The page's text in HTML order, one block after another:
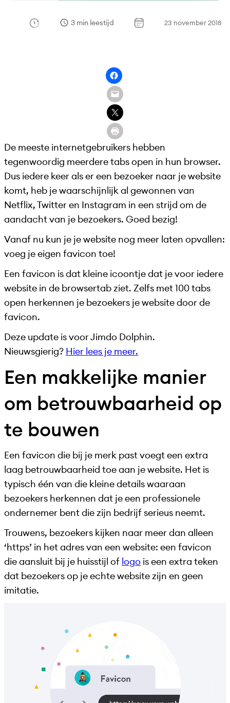
3 min leestijd 23 november 2018
De meeste internetgebruikers hebben
tegenwoordig meerdere tabs open in hun browser.
Dus iedere keer als er een bezoeker naar je website
komt, heb je waarschijnlijk al gewonnen van
Netflix, Twitter en Instagram in een strijd om de
aandacht van je bezoekers. Goed bezig!
Vanaf nu kun je je website nog meer laten opvallen:
voeg je eigen favicon toe!
Een favicon is dat kleine icoontje dat je voor iedere
website in de browsertab ziet. Zelfs met 100 tabs
open herkennen je bezoekers je website door de
favicon.
Deze update is voor Jimdo Dolphin.
Nieuwsgierig? Hier lees je meer.
Een makkelijke manier
om betrouwbaarheid op
te bouwen
Een favicon die bij je merk past voegt een extra
laag betrouwbaarheid toe aan je website. Het is
typisch één van die kleine details waaraan
bezoekers herkennen dat je een professionele
ondernemer bent die zijn bedrijf serieus neemt.
Trouwens, bezoekers kijken naar meer dan alleen
‘https’ in het adres van een website: een favicon
die aansluit bij je huisstijl of logo is een extra teken
dat bezoekers op je echte website zijn en geen
imitatie.